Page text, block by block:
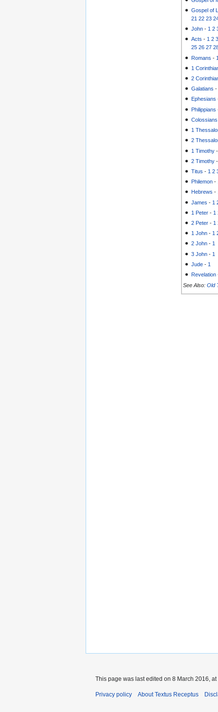
Gospel of
21 22 23
John - 1 2
Acts -1 2
25 26 27
Romans -
1
2
Galatians
Ephesians
Philippians
Colossians
1
2
1 Timothy
2 Timothy
Titus - 1 2
Philemon -
Hebrews -
James - 1
1 Peter - 1
2 Peter - 1
1 John - 1
2 John - 1
3 John - 1
Jude - 1
Revelation
See Also: Old
This page was last edited on 8 March 2016, at
Privacy policy About Textus Receptus